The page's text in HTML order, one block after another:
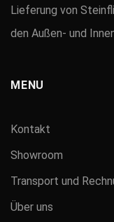
Lieferung von
den Außen- und
MENU
Kontakt
Showroom
Transport und
Über uns